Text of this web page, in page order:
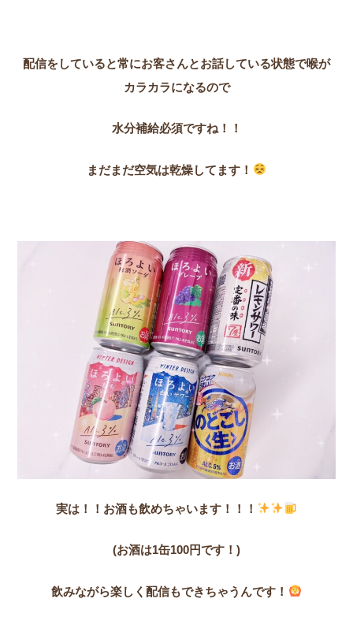
配信をしていると常にお客さんとお話している状態で喉が
カラカラになるので
水分補給必須ですね！！
まだまだ空気は乾燥してます！
実は！！お酒も飲めちゃいます！！！
(お酒は1缶100円です！)
飲みながら楽しく配信もできちゃうんです！